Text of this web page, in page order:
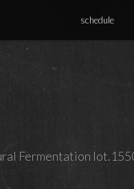
schedule
Fermentation